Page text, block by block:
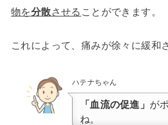
物を分散させる ことができます。
これによって、痛みが徐々に緩和
ハテナちゃん
「血流の促進」 が
ね。